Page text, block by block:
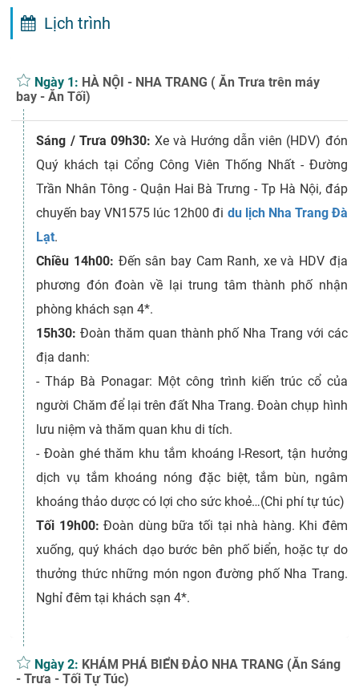
Lịch trình
Ngày 1: HÀ NỘI - NHA TRANG ( Ăn Trưa trên máy
bay - Ăn Tối)
Sáng / Trưa 09h30: Xe và Hướng dẫn viên (HDV) đón
Quý khách tại Cổng Công Viên Thống Nhất - Đường
Trần Nhân Tông - Quận Hai Bà Trưng - Tp Hà Nội, đáp
chuyến bay VN1575 lúc 12h00 đi du lịch Nha Trang Đà
Lạt.
Chiều 14h00: Đến sân bay Cam Ranh, xe và HDV địa
phương đón đoàn về lại trung tâm thành phố nhận
phòng khách sạn 4*.
15h30: Đoàn thăm quan thành phố Nha Trang với các
địa danh:
- Tháp Bà Ponagar: Một công trình kiến trúc cổ của
người Chăm để lại trên đất Nha Trang. Đoàn chụp hình
lưu niệm và thăm quan khu di tích.
- Đoàn ghé thăm khu tắm khoáng I-Resort, tận hưởng
dịch vụ tắm khoáng nóng đặc biệt, tắm bùn, ngâm
khoáng thảo dược có lợi cho sức khoẻ…(Chi phí tự túc)
Tối 19h00: Đoàn dùng bữa tối tại nhà hàng. Khi đêm
xuống, quý khách dạo bước bên phố biển, hoặc tự do
thưởng thức những món ngon đường phố Nha Trang.
Nghỉ đêm tại khách sạn 4*.
Ngày 2: KHÁM PHÁ BIỂN ĐẢO NHA TRANG (Ăn Sáng
- Trưa - Tối Tự Túc)